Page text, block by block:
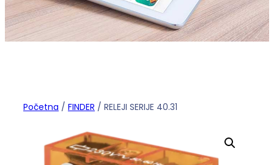
Početna / FINDER / RELEJI SERIJE 40.31